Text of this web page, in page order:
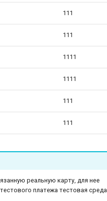
111
111
1111
1111
111
111
реальную карту, для нее
платежа тестовая среда